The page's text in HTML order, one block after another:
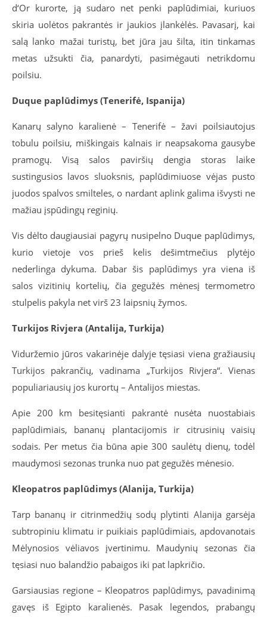
d‘Or kurorte, ją sudaro net penki paplūdimiai, kuriuos
skiria uolėtos pakrantės ir jaukios įlankėlės. Pavasarį, kai
salą lanko mažai turistų, bet jūra jau šilta, itin tinkamas
metas užsukti čia, panardyti, pasimėgauti netrikdomu
poilsiu.
Duque paplūdimys (Tenerifė, Ispanija)
Kanarų salyno karalienė – Tenerifė – žavi poilsiautojus
tobulu poilsiu, miškingais kalnais ir neapsakoma gausybe
pramogų. Visą salos paviršių dengia storas laike
sustingusios lavos sluoksnis, paplūdimiuose vėjas pusto
juodos spalvos smilteles, o nardant aplink galima išvysti ne
mažiau įspūdingų reginių.
Vis dėlto daugiausiai pagyrų nusipelno Duque paplūdimys,
kurio vietoje vos prieš kelis dešimtmečius plytėjo
nederlinga dykuma. Dabar šis paplūdimys yra viena iš
salos vizitinių kortelių, čia gegužės mėnesį termometro
stulpelis pakyla net virš 23 laipsnių žymos.
Turkijos Rivjera (Antalija, Turkija)
Viduržemio jūros vakarinėje dalyje tęsiasi viena gražiausių
Turkijos pakrančių, vadinama „Turkijos Rivjera“. Vienas
populiariausių jos kurortų – Antalijos miestas.
Apie 200 km besitęsianti pakrantė nusėta nuostabiais
paplūdimiais, bananų plantacijomis ir citrusinių vaisių
sodais. Per metus čia būna apie 300 saulėtų dienų, todėl
maudymosi sezonas trunka nuo pat gegužės mėnesio.
Kleopatros paplūdimys (Alanija, Turkija)
Tarp bananų ir citrinmedžių sodų plytinti Alanija garsėja
subtropiniu klimatu ir puikiais paplūdimiais, apdovanotais
Mėlynosios vėliavos įvertinimu. Maudynių sezonas čia
tęsiasi nuo balandžio pabaigos iki pat lapkričio.
Garsiausias regione – Kleopatros paplūdimys, pavadinimą
gavęs iš Egipto karalienės. Pasak legendos, prabangų